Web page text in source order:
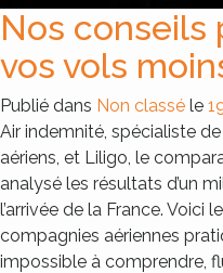
Nos conseils
vos vols
Publié dans Non classé le
Air indemnité, spécialiste
aériens, et Liligo, le
analysé les résultats d’un
l’arrivée de la France. Voici
compagnies aériennes
impossible à comprendre,